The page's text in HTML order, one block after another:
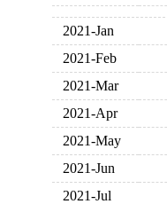
2021-Jan
2021-Feb
2021-Mar
2021-Apr
2021-May
2021-Jun
2021-Jul